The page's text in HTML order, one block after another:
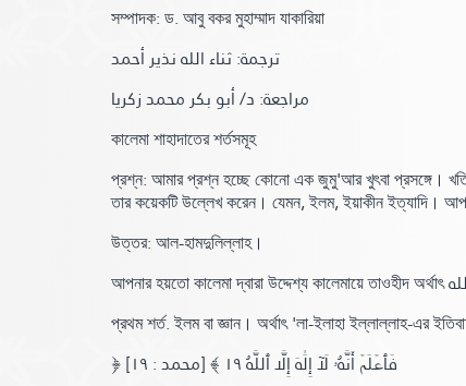
সম্পাদক: ড. আবু বকর মুহাম্মাদ যাকারিয়া
ترجمة: ثناء الله نذير أحمد
مراجعة: د/ أبو بكر محمد زكريا
কালেমা শাহাদাতের শর্তসমূহ
প্রশ্ন: আমার প্রশ্ন হচ্ছে কোনো এক জুমু'আর খুৎবা প্রসঙ্গে।
তার কয়েকটি উল্লেখ করেন। যেমন, ইলম, ইয়াকীন ইত্যাদি।
উত্তর: আল-হামদুলিল্লাহ।
আপনার হয়তো কালেমা দ্বারা উদ্দেশ্য কালেমায়ে তাওহীদ অর্থাৎ
প্রথম শর্ত. ইলম বা জ্ঞান। অর্থাৎ 'লা-ইলাহা ইল্লাল্লাহ-এর
﴿ فَٱعۡلَمۡ أَنَّهُۥ لَآ إِلَٰهَ إِلَّا ٱللَّهُ ١٩ ﴾
[محمد : ١٩]